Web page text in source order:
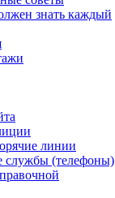
знать каждый
линии
службы (телефоны)